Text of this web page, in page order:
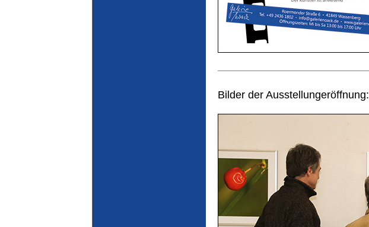
Bilder der Ausstellungeröffnung: